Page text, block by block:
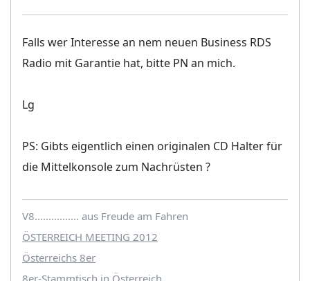
Falls wer Interesse an nem neuen Business RDS
Radio mit Garantie hat, bitte PN an mich.
Lg
PS: Gibts eigentlich einen originalen CD Halter für
die Mittelkonsole zum Nachrüsten ?
V8................ aus Freude am Fahren
ÖSTERREICH MEETING 2012
Österreichs 8er
8er-Stammtisch in Österreich